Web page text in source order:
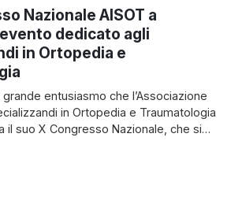
Nazionale AISOT a
dedicato agli
in Ortopedia e
grande entusiasmo che l’Associazione
in Ortopedia e Traumatologia
il suo X Congresso Nazionale, che si
2024 nel prestigioso Grand Hotel